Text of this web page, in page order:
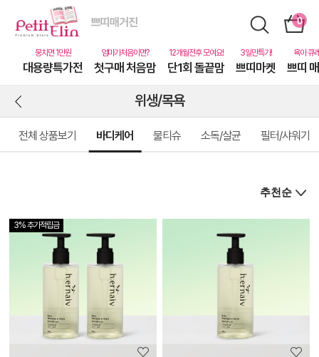
대용량특가전 첫구매 처음맘 단1회 돌끝맘 쁘띠마켓 쁘띠
위생/목욕
전체 상품보기 바디케어 물티슈 소독/살균 필터/샤워기
3% 추가적립금